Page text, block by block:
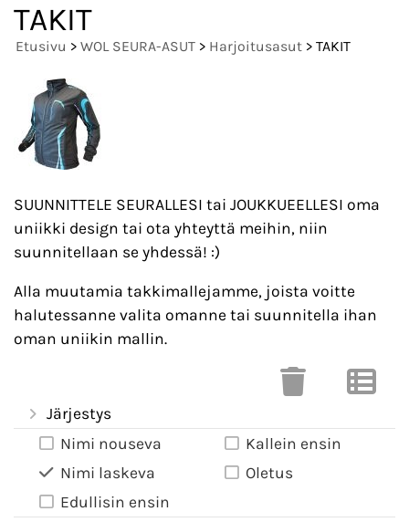
TAKIT
Etusivu > WOL SEURA-ASUT > Harjoitusasut > TAKIT
SUUNNITTELE SEURALLESI tai JOUKKUEELLESI oma
uniikki design tai ota yhteyttä meihin, niin
suunnitellaan se yhdessä! :)
Alla muutamia takkimallejamme, joista voitte
halutessanne valita omanne tai suunnitella ihan
oman uniikin mallin.
Järjestys
Nimi nouseva
Nimi laskeva
Edullisin ensin
Kallein ensin
Oletus